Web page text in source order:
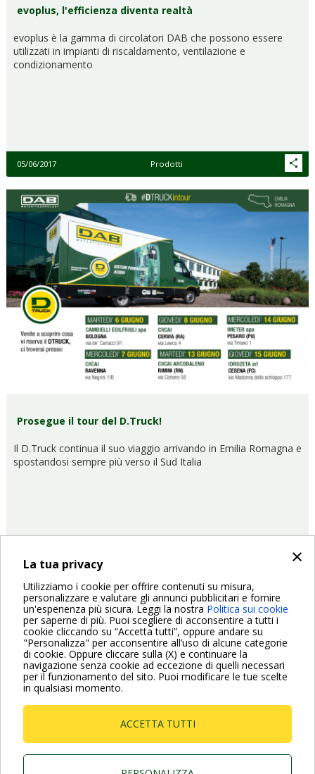
×
La tua privacy
Utilizziamo i cookie per offrire contenuti su misura,
personalizzare e valutare gli annunci pubblicitari e fornire
un'esperienza più sicura. Leggi la nostra Politica sui cookie
per saperne di più. Puoi scegliere di acconsentire a tutti i
cookie cliccando su “Accetta tutti”, oppure andare su
"Personalizza" per acconsentire all’uso di alcune categorie
di cookie. Oppure cliccare sulla (X) e continuare la
navigazione senza cookie ad eccezione di quelli necessari
per il funzionamento del sito. Puoi modificare le tue scelte
in qualsiasi momento.
ACCETTA TUTTI
evoplus, l'efficienza diventa realtà
evoplus è la gamma di circolatori DAB che possono essere
utilizzati in impianti di riscaldamento, ventilazione e
condizionamento
05/06/2017 Prodotti
Prosegue il tour del D.Truck!
Il D.Truck continua il suo viaggio arrivando in Emilia Romagna e
spostandosi sempre più verso il Sud Italia
Paginazione
Pagina
precedente
‹ Previous Pagina
2 Pagina
3 Pagina
4 Pagina
5 Pagina
6
Pagina
attuale
7 Pagina
8 Pagina
9 Pagina
10
Pagina
successiva
Next ›
P.I. 03675230282 - R.E.A. Padova N. 328200- Cap.